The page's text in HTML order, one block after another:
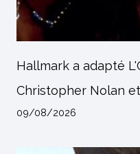
Hallmark a adapté
Christopher Nolan
09/08/2026